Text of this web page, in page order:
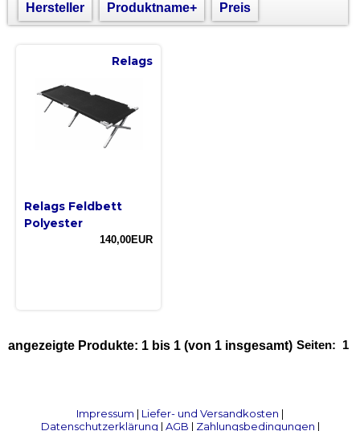
Hersteller Produktname+ Preis
Relags
Relags Feldbett
Polyester
140,00EUR
Seiten: 1
angezeigte Produkte: 1 bis 1 (von 1 insgesamt)
Impressum | Liefer- und Versandkosten |
Datenschutzerklärung | AGB | Zahlungsbedingungen |